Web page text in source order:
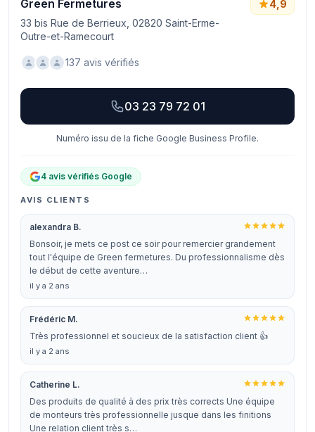
Green Fermetures
33 bis Rue de Berrieux, 02820 Saint-Erme-
Outre-et-Ramecourt
4,9
137 avis vérifiés
03 23 79 72 01
Numéro issu de la fiche Google Business Profile.
4 avis vérifiés Google
AVIS CLIENTS
alexandra B.
Bonsoir, je mets ce post ce soir pour remercier grandement
tout l'équipe de Green fermetures. Du professionnalisme dès
le début de cette aventure…
il y a 2 ans
Frédéric M.
Très professionnel et soucieux de la satisfaction client 👍
il y a 2 ans
Catherine L.
Des produits de qualité à des prix très corrects Une équipe
de monteurs très professionnelle jusque dans les finitions
Une relation client très s…